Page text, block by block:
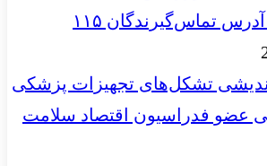
تماس‌گیرندگان ۱۱۵